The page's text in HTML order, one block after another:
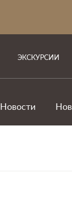
ЭКСКУРСИИ
Новости